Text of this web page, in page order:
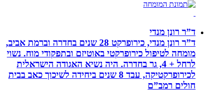
ד”ר רונן מנדי
ד”ר רונן מנדי, כירופרקט 28 שנים בחדרה וברמת אביב,
מומחה לטיפול כירופרקטי באוטיזם ובתפקודי מוח. נשוי
לרחל + 4, גר בחדרה. היה נשיא האגודה הישראלית
לכירופרקטיקה, עבד 8 שנים ביחידה לשיכוך כאב בבית
חולים רמב”ם